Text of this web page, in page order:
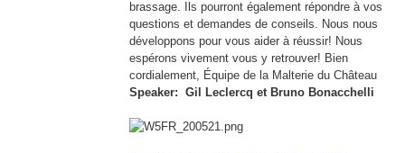
brassage. Ils pourront également répondre à vos
questions et demandes de conseils. Nous nous
développons pour vous aider à réussir! Nous
espérons vivement vous y retrouver! Bien
cordialement, Équipe de la Malterie du Château
Speaker: Gil Leclercq et Bruno Bonacchelli